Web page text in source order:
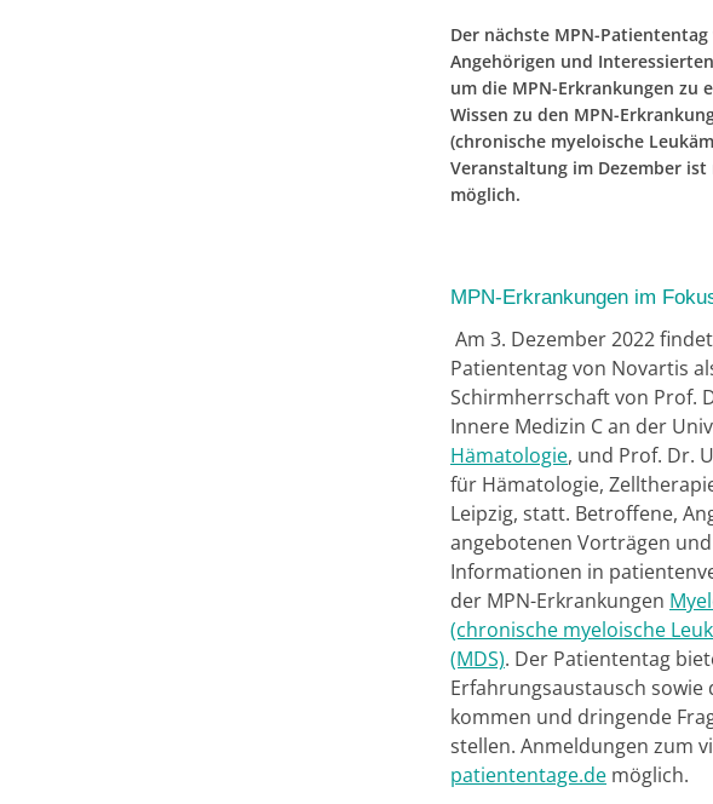
Der nächste MPN-
Angehörigen und
um die MPN-Erkrankungen zu
Wissen zu den MPN-
(chronische myeloische
Veranstaltung im Dezember
möglich.
MPN-Erkrankungen im
Am 3. Dezember 2022
Patiententag von Novartis
Schirmherrschaft von Prof.
Innere Medizin C an der
Hämatologie, und Prof. Dr.
für Hämatologie,
Leipzig, statt. Betroffene,
angebotenen Vorträgen
Informationen in
der MPN-Erkrankungen
(chronische myeloische
(MDS). Der Patiententag
Erfahrungsaustausch sowie
kommen und dringende
stellen. Anmeldungen zum
patiententage.de möglich.